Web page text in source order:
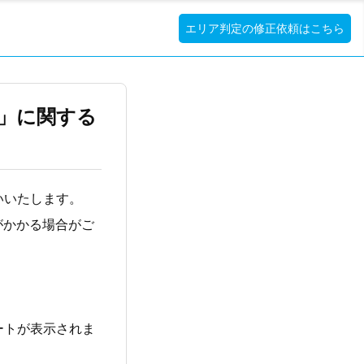
エリア判定の修正依頼はこちら
に関する
たします。
かる場合がご
が表示されま